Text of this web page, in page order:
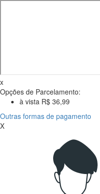
x
Opções de Parcelamento:
à vista R$ 36,99
Outras formas de pagamento
X